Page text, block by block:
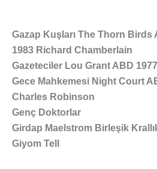
Gazap Kuşları The Thorn Birds
1983 Richard Chamberlain
Gazeteciler Lou Grant ABD
Gece Mahkemesi Night Court
Charles Robinson
Genç Doktorlar
Girdap Maelstrom Birleşik
Giyom Tell